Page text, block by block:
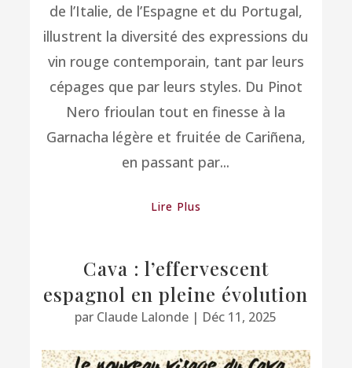
de l’Italie, de l’Espagne et du Portugal,
illustrent la diversité des expressions du
vin rouge contemporain, tant par leurs
cépages que par leurs styles. Du Pinot
Nero frioulan tout en finesse à la
Garnacha légère et fruitée de Cariñena,
en passant par...
Lire Plus
Cava : l’effervescent
espagnol en pleine évolution
par Claude Lalonde | Déc 11, 2025